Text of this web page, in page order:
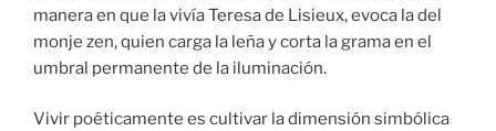
manera en que la vivía Teresa de Lisieux, evoca la del
monje zen, quien carga la leña y corta la grama en el
umbral permanente de la iluminación.
Vivir poéticamente es cultivar la dimensión simbólica